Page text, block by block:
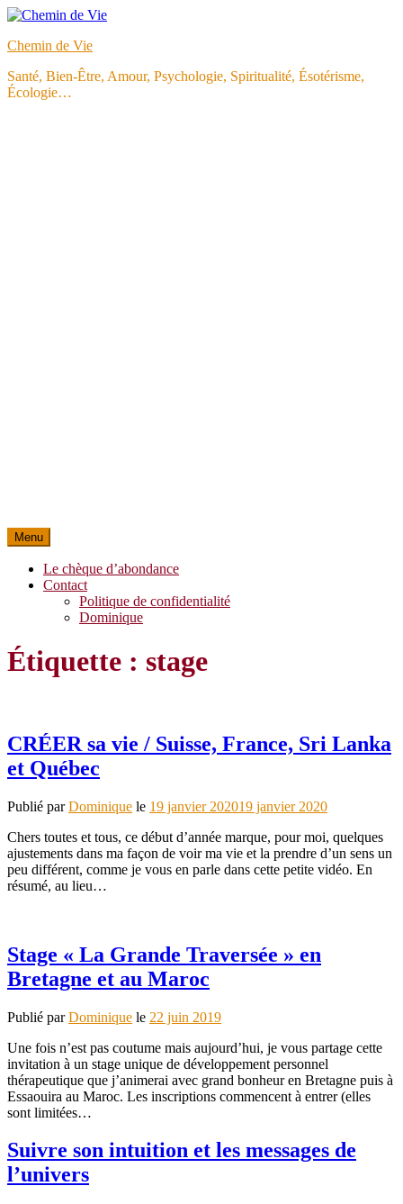
Aller
contenu
Chemin de Vie
Santé, Bien-Être, Amour, Psychologie, Spiritualité, Ésotérisme,
Écologie…
Menu
Le chèque d’abondance
Contact
Politique de confidentialité
Dominique
Étiquette : stage
CRÉER sa vie / Suisse, France, Sri Lanka
et Québec
Publié parDominique le 19 janvier 202019 janvier 2020
Chers toutes et tous, ce début d’année marque, pour moi, quelques
ajustements dans ma façon de voir ma vie et la prendre d’un sens un
peu différent, comme je vous en parle dans cette petite vidéo. En
résumé, au lieu…
Stage « La Grande Traversée » en
Bretagne et au Maroc
Publié parDominique le 22 juin 2019
Une fois n’est pas coutume mais aujourd’hui, je vous partage cette
invitation à un stage unique de développement personnel
thérapeutique que j’animerai avec grand bonheur en Bretagne puis à
Essaouira au Maroc. Les inscriptions commencent à entrer (elles
sont limitées…
Suivre son intuition et les messages de
l’univers